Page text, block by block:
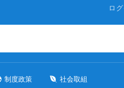
ロ
制度政策 社会取組